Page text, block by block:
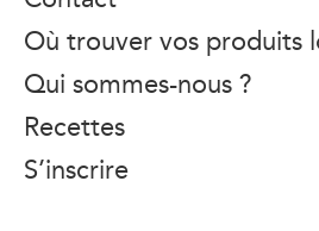
Où trouver vos produits
Qui sommes-nous ?
Recettes
S’inscrire